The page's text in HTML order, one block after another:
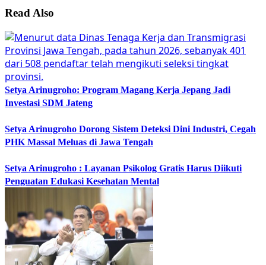
Read Also
Setya Arinugroho: Program Magang Kerja Jepang Jadi
Investasi SDM Jateng
Setya Arinugroho Dorong Sistem Deteksi Dini Industri, Cegah
PHK Massal Meluas di Jawa Tengah
Setya Arinugroho : Layanan Psikolog Gratis Harus Diikuti
Penguatan Edukasi Kesehatan Mental